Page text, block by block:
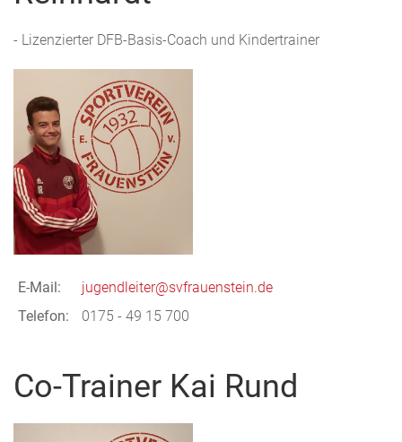
- Lizenzierter DFB-Basis-Coach und Kindertrainer
E-Mail:
jugendleiter@svfrauenstein.de
Telefon:
0175 - 49 15 700
Co-Trainer Kai Rund